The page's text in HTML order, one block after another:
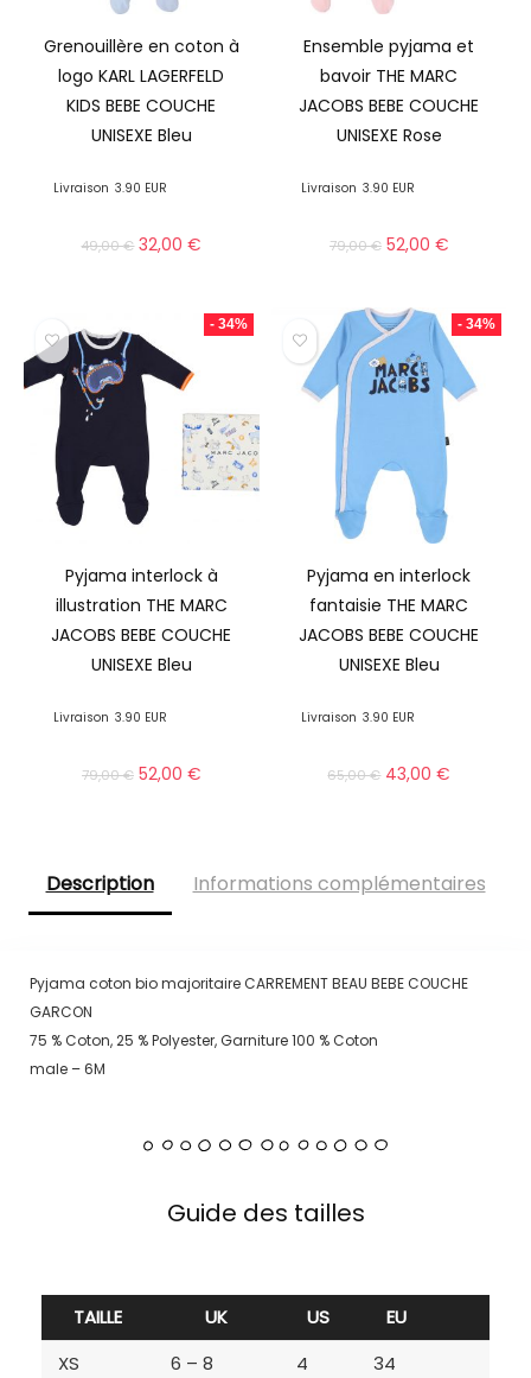
Grenouillère en coton à
logo KARL LAGERFELD
KIDS BEBE COUCHE
UNISEXE Bleu
Livraison 3.90 EUR
49,00€ 32,00€
Ensemble pyjama et
bavoir THE MARC
JACOBS BEBE COUCHE
UNISEXE Rose
Livraison 3.90 EUR
79,00€ 52,00 €
- 34%
Pyjama interlock à
illustration THE MARC
JACOBS BEBE COUCHE
UNISEXE Bleu
Livraison 3.90 EUR
79,00€ 52,00 €
- 34%
Pyjama en interlock
fantaisie THE MARC
JACOBS BEBE COUCHE
UNISEXE Bleu
Livraison 3.90 EUR
65,00€ 43,00€
Description Informations complémentaires
Pyjama coton bio majoritaire CARREMENT BEAU BEBE COUCHE
GARCON
75 % Coton, 25 % Polyester, Garniture 100 % Coton
male – 6M
Guide des tailles
TAILLE UK US
EU
XS
6 – 8 4
34